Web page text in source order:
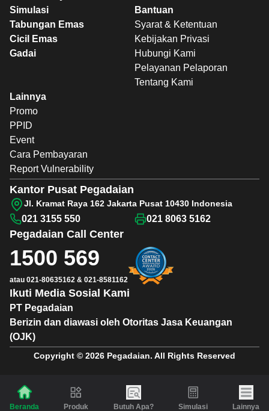
Beranda Produk Butuh Apa? Simulasi Lainnya
Simulasi
Tabungan Emas
Cicil Emas
Gadai
Bantuan
Syarat & Ketentuan
Kebijakan Privasi
Hubungi Kami
Pelayanan Pelaporan
Tentang Kami
Lainnya
Promo
PPID
Event
Cara Pembayaran
Report Vulnerability
PT Pegadaian
Berizin dan diawasi oleh Otoritas Jasa Keuangan
(OJK)
Ikuti Media Sosial Kami
Pegadaian Call Center
1500 569
atau 021-80635162 & 021-8581162
Kantor Pusat Pegadaian
Jl. Kramat Raya 162 Jakarta Pusat 10430 Indonesia
021 3155 550 021 8063 5162
Copyright © 2026 Pegadaian. All Rights Reserved